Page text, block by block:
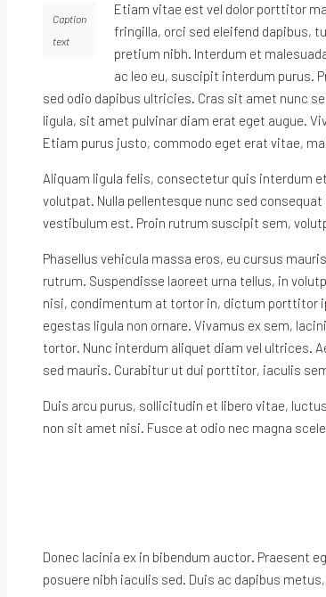
Caption
text
Etiam vitae est vel dolor porttitor
fringilla, orci sed eleifend dapibus,
pretium nibh. Interdum et
ac leo eu, suscipit interdum purus.
sed odio dapibus ultricies. Cras sit amet nunc
ligula, sit amet pulvinar diam erat eget augue.
Etiam purus justo, commodo eget erat vitae,
Aliquam ligula felis, consectetur quis interdum
volutpat. Nulla pellentesque nunc sed
vestibulum est. Proin rutrum suscipit sem,
Phasellus vehicula massa eros, eu cursus
rutrum. Suspendisse laoreet urna tellus, in
nisi, condimentum at tortor in, dictum porttitor
egestas ligula non ornare. Vivamus ex sem,
tortor. Nunc interdum aliquet diam vel ultrices.
sed mauris. Curabitur ut dui porttitor, iaculis
Duis arcu purus, sollicitudin et libero vitae,
non sit amet nisi. Fusce at odio nec magna
Donec lacinia ex in bibendum auctor. Praesent
posuere nibh iaculis sed. Duis ac dapibus